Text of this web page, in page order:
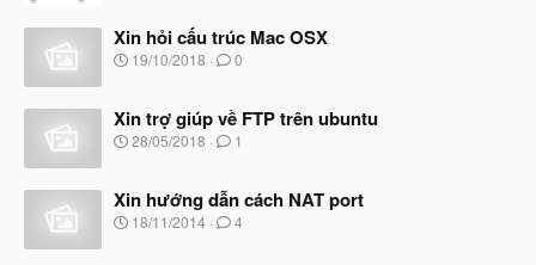
y
b
ắ
ầ
u
Xin hỏi cấu trúc Mac OSX
N
y
b
ắ
ầ
u
19/10/2018 0
Xin trợ giúp về FTP trên ubuntu
N
y
b
ắ
28/05/2018 1
Xin hướng dẫn cách NAT port
N
18/11/2014 4